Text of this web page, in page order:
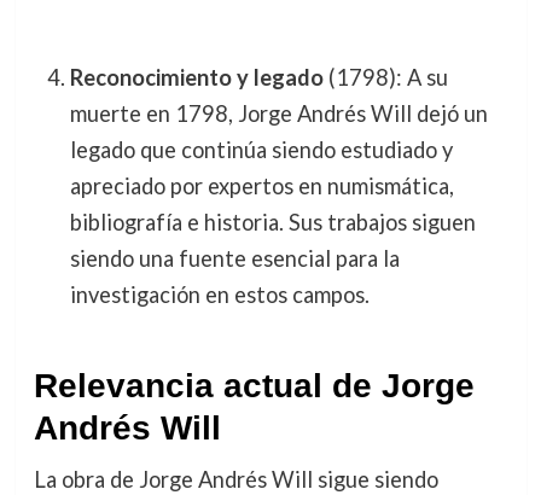
Reconocimiento y legado(1798): A su
muerte en 1798, Jorge Andrés Will dejó un
legado que continúa siendo estudiado y
apreciado por expertos en numismática,
bibliografía e historia. Sus trabajos siguen
siendo una fuente esencial para la
investigación en estos campos.
Relevancia actual de Jorge
Andrés Will
La obra de Jorge Andrés Will sigue siendo